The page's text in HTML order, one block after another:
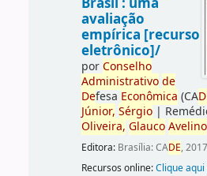
avaliação
empírica [recurso
eletrônico]/
porConselho
Administrativo de
Defesa Econômica (CA
Júnior, Sérgio|
Oliveira, Glauco Avelino
Editora: Brasília: CADE, 2017
Recursos online:Clique